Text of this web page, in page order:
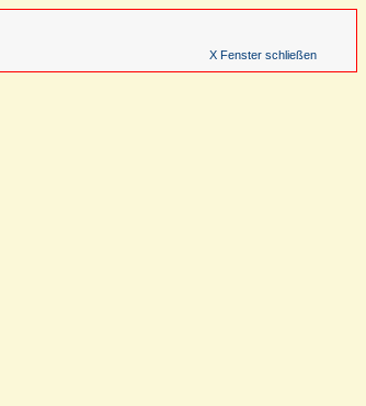
X Fenster schließen